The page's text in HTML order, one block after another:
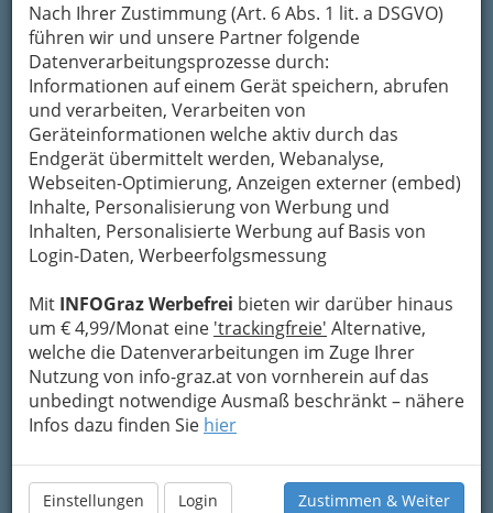
Nach Ihrer Zustimmung (Art. 6 Abs. 1 lit. a DSGVO)
führen wir und unsere Partner folgende
Datenverarbeitungsprozesse durch:
Informationen auf einem Gerät speichern, abrufen
und verarbeiten, Verarbeiten von
Geräteinformationen welche aktiv durch das
Endgerät übermittelt werden, Webanalyse,
Webseiten-Optimierung, Anzeigen externer (embed)
Inhalte, Personalisierung von Werbung und
Inhalten, Personalisierte Werbung auf Basis von
Login-Daten, Werbeerfolgsmessung
Mit INFOGraz Werbefrei bieten wir darüber hinaus
um € 4,99/Monat eine 'trackingfreie' Alternative,
welche die Datenverarbeitungen im Zuge Ihrer
Nutzung von info-graz.at von vornherein auf das
unbedingt notwendige Ausmaß beschränkt – nähere
Infos dazu finden Sie hier
Einstellungen Login Zustimmen & Weiter
Schulschwestern
Georgigasse 84, 8020 Graz
+43 316 583 341
+43 316 583 341 - 56
Webseite
E-Mail
Karte & Routenplaner
Eintrag ändern
Kategorien
Seebachergasse 11, 8010 Graz
+43 316 322 059
+43 316 322 059 - 6
Webseite
E-Mail
Karte & Routenplaner
Eintrag ändern